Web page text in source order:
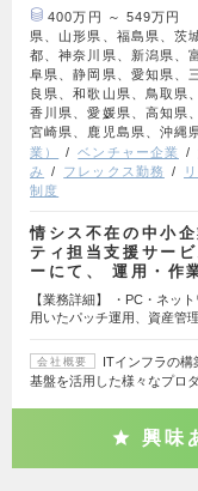
400万円 ～ 549万円
県、山形県、福島県、茨
都、神奈川県、新潟県、
阜県、静岡県、愛知県、
良県、和歌山県、鳥取県
香川県、愛媛県、高知県
宮崎県、鹿児島県、沖縄
業）
ベンチャー企業
み
フレックス勤務
制度
情シス不在の中小
ティ担当支援サー
ーにて、 運用・作
【業務詳細】 ・PC・ネッ
用いたパッチ運用、資産管
会社概要
ITインフラの構
基盤を活用した様々なプロ
興味